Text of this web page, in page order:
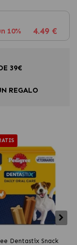
10% 4.49 €
39€
REGALO
Dentastix Snack